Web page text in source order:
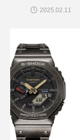
2025.02.11